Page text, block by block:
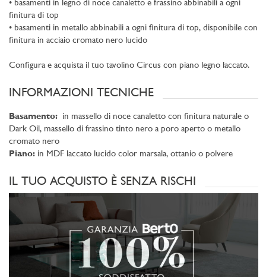
• basamenti in legno di noce canaletto e frassino abbinabili a ogni
finitura di top
• basamenti in metallo abbinabili a ogni finitura di top, disponibile con
finitura in acciaio cromato nero lucido
Configura e acquista il tuo tavolino Circus con piano legno laccato.
INFORMAZIONI TECNICHE
Basamento: in massello di noce canaletto con finitura naturale o
Dark Oil, massello di frassino tinto nero a poro aperto o metallo
cromato nero
Piano: in MDF laccato lucido color marsala, ottanio o polvere
IL TUO ACQUISTO È SENZA RISCHI